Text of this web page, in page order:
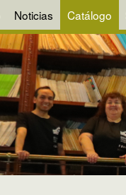
Noticias Catálogo